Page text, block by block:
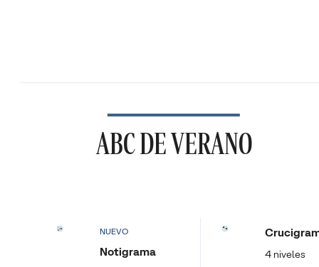
ABC DE VERANO
NUEVO
Notigrama 4 niveles